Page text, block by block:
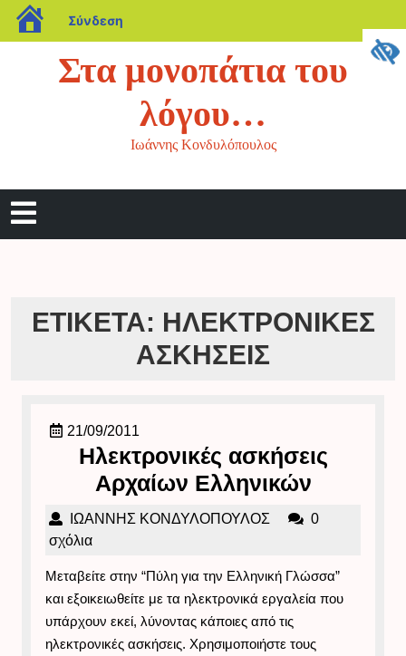
blogs.sch.gr
Σύνδεση
Στα μονοπάτια του
λόγου…
Ιωάννης Κονδυλόπουλος
Άνοιγμα
ΕΤΙΚΈΤΑ: ΗΛΕΚΤΡΟΝΙΚΈΣ
ΑΣΚΉΣΕΙΣ
21/09/2011
Ηλεκτρονικές ασκήσεις
Αρχαίων Ελληνικών
ΙΩΑΝΝΗΣ ΚΟΝΔΥΛΟΠΟΥΛΟΣ ΙΩΑΝΝΗΣ
0
σχόλια
Μεταβείτε στην “Πύλη για την Ελληνική Γλώσσα”
και εξοικειωθείτε με τα ηλεκτρονικά εργαλεία που
υπάρχουν εκεί, λύνοντας κάποιες από τις
ηλεκτρονικές ασκήσεις. Χρησιμοποιήστε τους